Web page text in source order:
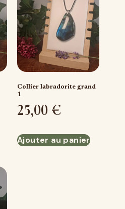
Collier labradorite grand
1
25,00 €
Ajouter au panier